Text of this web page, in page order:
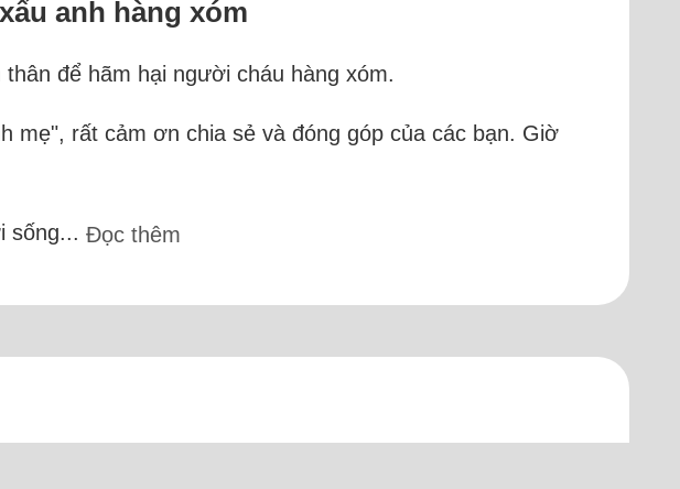
anh hàng xóm
để hãm hại người cháu hàng xóm.
mẹ", rất cảm ơn chia sẻ và đóng góp của các bạn. Giờ
sống... Đọc thêm